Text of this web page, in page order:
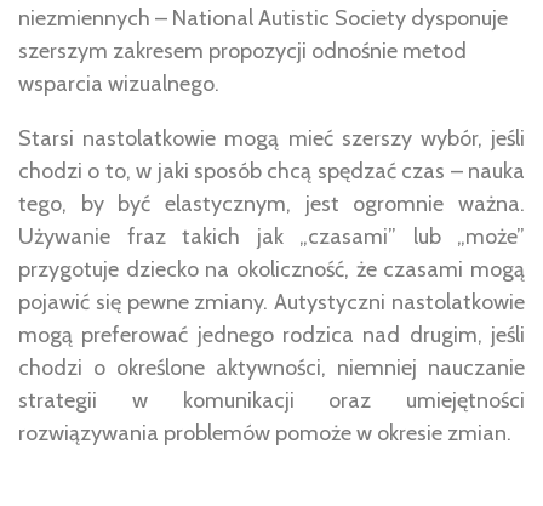
niezmiennych – National Autistic Society dysponuje
szerszym zakresem propozycji odnośnie metod
wsparcia wizualnego.
Starsi nastolatkowie mogą mieć szerszy wybór, jeśli
chodzi o to, w jaki sposób chcą spędzać czas – nauka
tego, by być elastycznym, jest ogromnie ważna.
Używanie fraz takich jak „czasami” lub „może”
przygotuje dziecko na okoliczność, że czasami mogą
pojawić się pewne zmiany. Autystyczni nastolatkowie
mogą preferować jednego rodzica nad drugim, jeśli
chodzi o określone aktywności, niemniej nauczanie
strategii w komunikacji oraz umiejętności
rozwiązywania problemów pomoże w okresie zmian.